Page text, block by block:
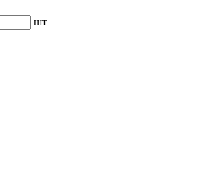
шт